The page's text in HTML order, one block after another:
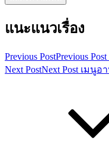
แนะแนวเรื่อง
Previous PostPrevious Post
Next PostNext Post เมนูอ